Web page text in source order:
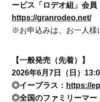
ービス「ロデオ組」会員
https://granrodeo.net/
※お申込みは、お一人様
【一般発売（先着）】
2026年6月7日（日）
◎イープラス： https://
◎全国のファミリーマー